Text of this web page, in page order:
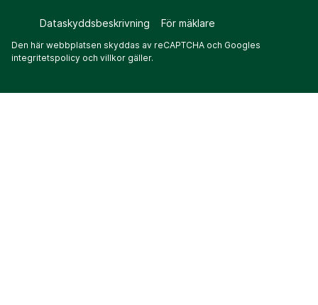
Dataskyddsbeskrivning För mäklare
Den här webbplatsen skyddas av reCAPTCHA och Googles
integritetspolicy och villkor gäller.